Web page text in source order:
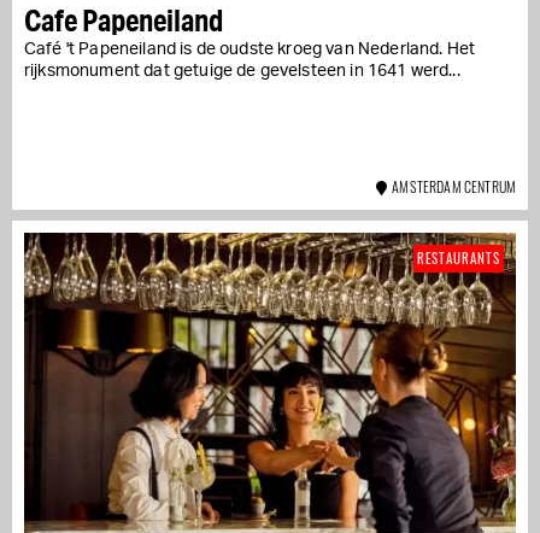
Cafe Papeneiland
Café 't Papeneiland is de oudste kroeg van Nederland. Het
rijksmonument dat getuige de gevelsteen in 1641 werd...
AMSTERDAM CENTRUM
RESTAURANTS